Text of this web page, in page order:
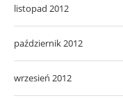
listopad 2012
październik 2012
wrzesień 2012